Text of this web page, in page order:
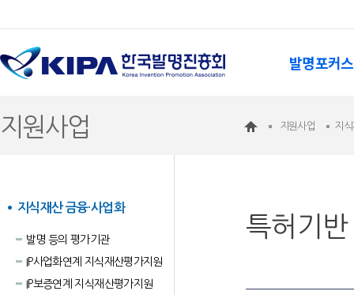
발명포커스
지원사업 지원사업 지
지식재산 금융·사업화
발명 등의 평가기관
IP사업화연계 지식재산평가지원
IP보증연계 지식재산평가지원
특허기